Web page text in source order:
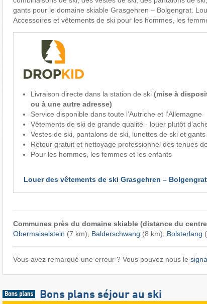
gants pour le domaine skiable Grasgehren – Bolgengrat.
Accessoires et vêtements de ski pour les hommes, les
Livraison directe dans la station de ski (mise à
ou à une autre adresse)
Service disponible dans toute l’Autriche et l’Allemagne
Vêtements de ski de grande qualité - louer plutôt
Vestes de ski, pantalons de ski, lunettes de ski et
Retour gratuit et nettoyage professionnel des tenues
Pour les hommes, les femmes et les enfants
Louer des vêtements de ski Grasgehren – Bolgengrat
Communes près du domaine skiable (distance du
Obermaiselstein (7 km), Balderschwang (8 km), Bolsterlang
Vous avez remarqué une erreur ? Vous pouvez nous le
Bons plans séjour au ski